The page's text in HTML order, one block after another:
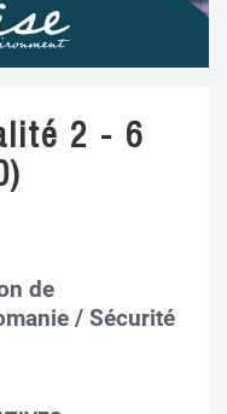
2 - 6
de
/ Sécurité